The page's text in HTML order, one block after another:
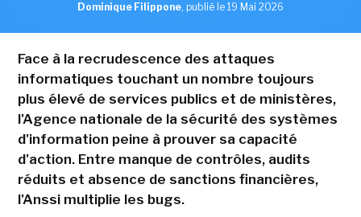
Dominique Filippone, publié le 19 Mai 2026
Face à la recrudescence des attaques
informatiques touchant un nombre toujours
plus élevé de services publics et de ministères,
l'Agence nationale de la sécurité des systèmes
d'information peine à prouver sa capacité
d'action. Entre manque de contrôles, audits
réduits et absence de sanctions financières,
l'Anssi multiplie les bugs.